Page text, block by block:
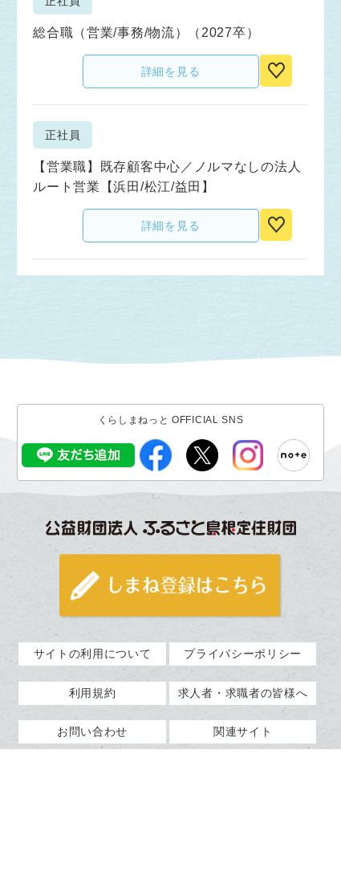
総合職（営業/事務/物流）（2027卒）
詳細を見る
正社員
【営業職】既存顧客中心／ノルマなしの法人
ルート営業【浜田/松江/益田】
詳細を見る
くらしまねっと OFFICIAL SNS
サイトの利用について プライバシーポリシー
利用規約 求人者・求職者の皆様へ
お問い合わせ 関連サイト